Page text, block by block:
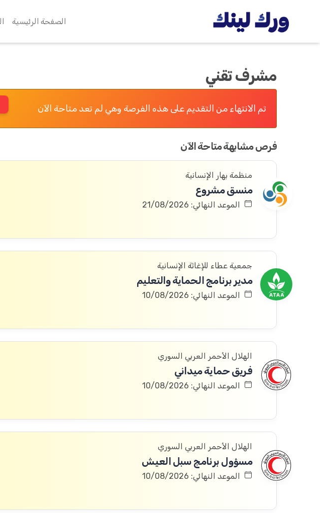
الصفحة الرئيسية
مشرف تقني
تم الانتهاء من التقديم على هذه الفرصة وهي لم تعد متاحة الآن
فرص مشابهة متاحة الآن
منظمة بهار الإنسانية
منسق مشروع
الموعد النهائي: 21/08/2026
جمعية عطاء للإغاثة الإنسانية
مدير برنامج الحماية والتعليم
الموعد النهائي: 10/08/2026
الهلال الأحمر العربي السوري
فريق حماية ميداني
الموعد النهائي: 10/08/2026
الهلال الأحمر العربي السوري
مسؤول برنامج سبل العيش
الموعد النهائي: 10/08/2026